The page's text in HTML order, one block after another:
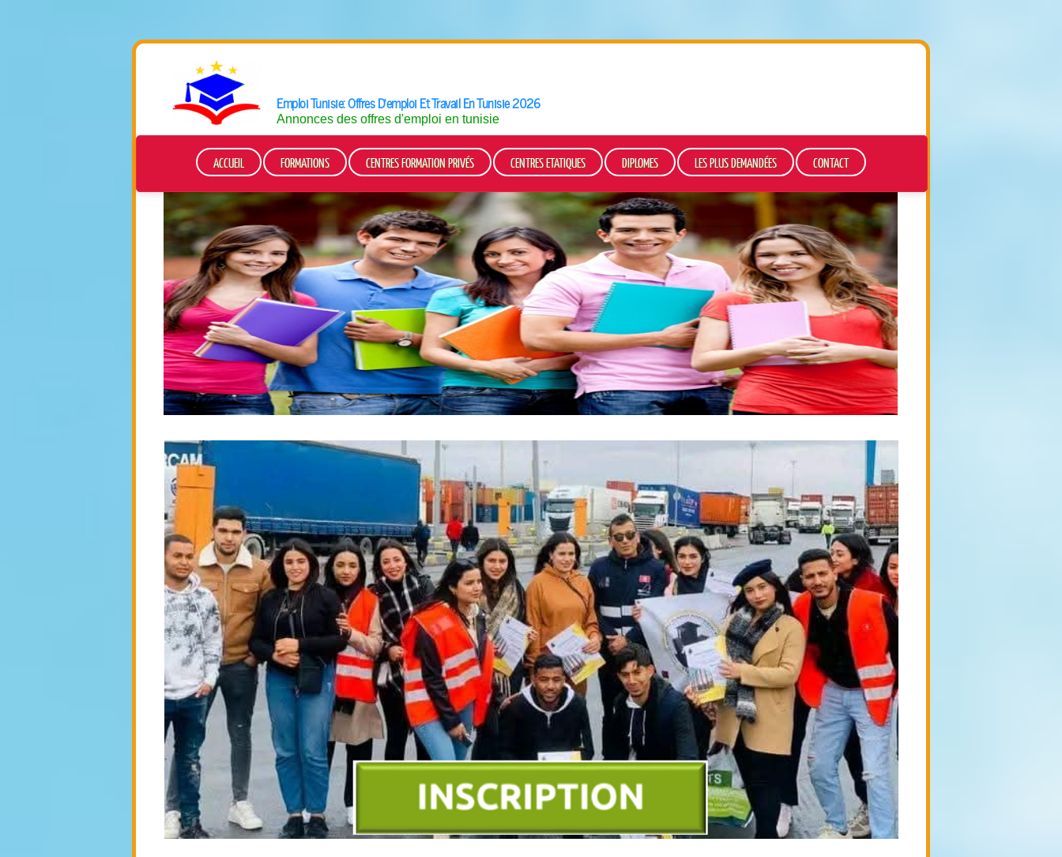
Emploi Tunisie: Offres D'emploi Et Travail En Tunisie 2026
Annonces des offres d'emploi en tunisie
ACCUEIL FORMATIONS CENTRES FORMATION PRIVÉS CENTRES ETATIQUES DIPLOMES LES PLUS DEMANDÉES CONTACT